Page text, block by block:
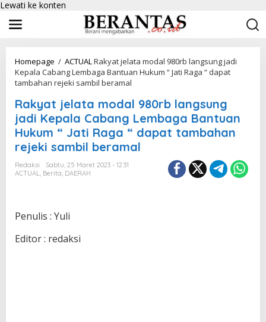
Lewati ke konten
Homepage / ACTUALRakyat jelata modal 980rb langsung jadi
Kepala Cabang Lembaga Bantuan Hukum “ Jati Raga “ dapat
tambahan rejeki sambil beramal
Rakyat jelata modal 980rb langsung
jadi Kepala Cabang Lembaga Bantuan
Hukum “ Jati Raga “ dapat tambahan
rejeki sambil beramal
Redaksi
Sabtu, 25 Maret 2023 - 12:31
ACTUAL, Berita, DAERAH
Penulis : Yuli
Editor : redaksi